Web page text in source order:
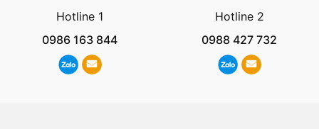
Hotline 1
0986 163 844
Hotline 2
0988 427 732